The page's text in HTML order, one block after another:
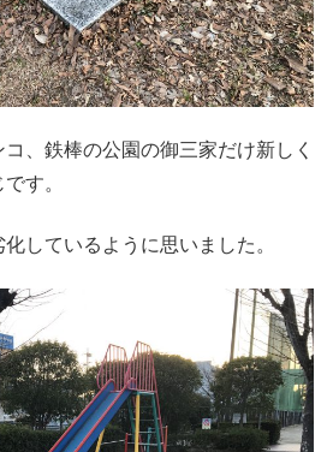
、鉄棒の公園の御三家だけ新しく
す。
しているように思いました。